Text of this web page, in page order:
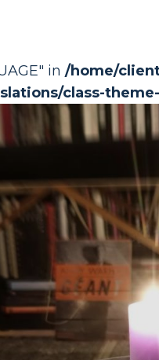
in /home/
class-